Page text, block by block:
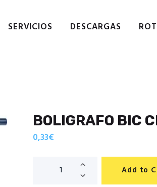
SERVICIOS DESCARGAS
· GRAFIC
Empresa
BOLIGRAFO BIC
0,33€
Add to